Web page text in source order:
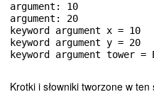
argument: 10
argument: 20
keyword argument x = 10
keyword argument y = 20
Krotki i słowniki tworzone w